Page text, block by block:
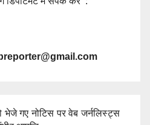
भेजे गए नोटिस पर वेब जर्नलिस्ट्स